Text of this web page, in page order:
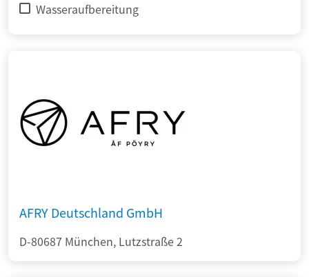
Wasseraufbereitung
AFRY Deutschland GmbH
D-80687 München, Lutzstraße 2